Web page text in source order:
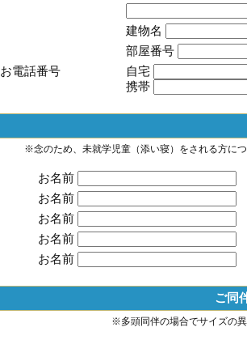
建物名
部屋番号
お電話番号
自宅
携帯
※念のため、未就学児童（添い寝）をされる方に
お名前
お名前
お名前
お名前
お名前
ご同
※多頭同伴の場合でサイズの